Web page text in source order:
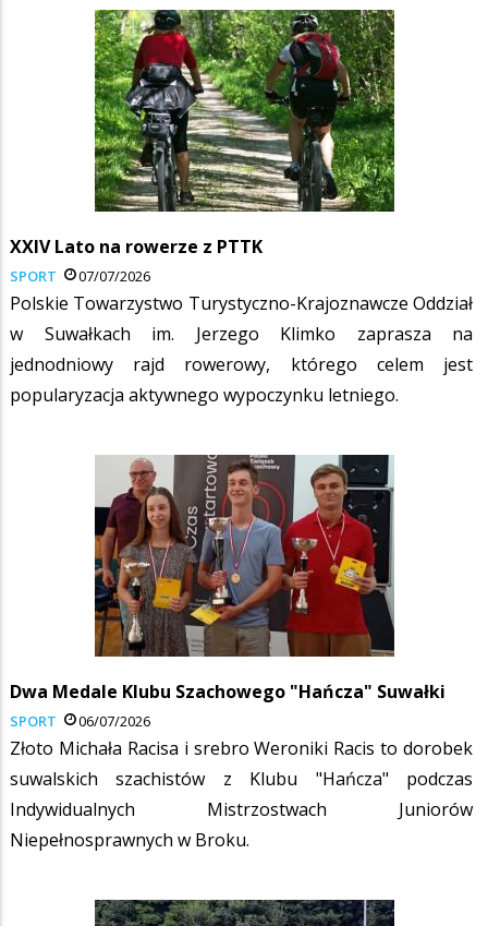
XXIV Lato na rowerze z PTTK
SPORT 07/07/2026
Polskie Towarzystwo Turystyczno-Krajoznawcze Oddział
w Suwałkach im. Jerzego Klimko zaprasza na
jednodniowy rajd rowerowy, którego celem jest
popularyzacja aktywnego wypoczynku letniego.
Dwa Medale Klubu Szachowego "Hańcza" Suwałki
SPORT 06/07/2026
Złoto Michała Racisa i srebro Weroniki Racis to dorobek
suwalskich szachistów z Klubu "Hańcza" podczas
Indywidualnych Mistrzostwach Juniorów
Niepełnosprawnych w Broku.